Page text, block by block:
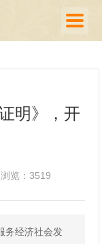
明》，开
浏览：3519
务经济社会发